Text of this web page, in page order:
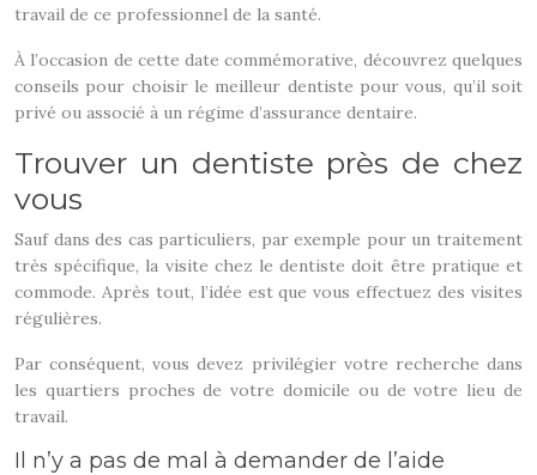
travail de ce professionnel de la santé.
À l’occasion de cette date commémorative, découvrez quelques
conseils pour choisir le meilleur dentiste pour vous, qu’il soit
privé ou associé à un régime d’assurance dentaire.
Trouver un dentiste près de chez
vous
Sauf dans des cas particuliers, par exemple pour un traitement
très spécifique, la visite chez le dentiste doit être pratique et
commode. Après tout, l’idée est que vous effectuez des visites
régulières.
Par conséquent, vous devez privilégier votre recherche dans
les quartiers proches de votre domicile ou de votre lieu de
travail.
Il n’y a pas de mal à demander de l’aide